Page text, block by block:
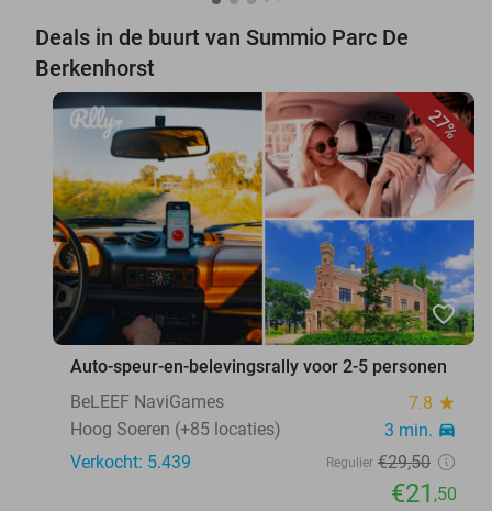
Deals in de buurt van Summio Parc De
Berkenhorst
27%
favorite_border
Auto-speur-en-belevingsrally voor 2-5 personen
BeLEEF NaviGames
7.8 star
Hoog Soeren (+85 locaties) 3 min. directions_car
Verkocht: 5.439 Regulier €29,50
€21 ,50